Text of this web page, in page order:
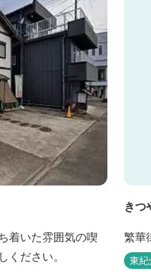
着いた雰囲気の喫
ださい。
きつ
繁華
東紀